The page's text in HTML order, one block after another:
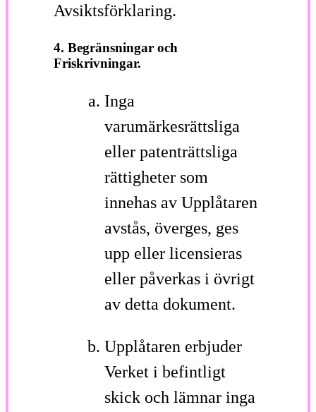
Avsiktsförklaring.
4. Begränsningar och
Friskrivningar.
Inga
varumärkesrättsliga
eller patenträttsliga
rättigheter som
innehas av Upplåtaren
avstås, överges, ges
upp eller licensieras
eller påverkas i övrigt
av detta dokument.
Upplåtaren erbjuder
Verket i befintligt
skick och lämnar inga